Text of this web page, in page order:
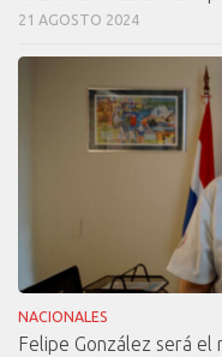
21 AGOSTO 2024
NACIONALES
Felipe González será el